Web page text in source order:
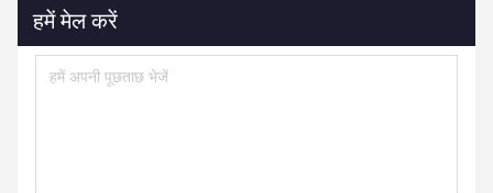
हमें मेल करें